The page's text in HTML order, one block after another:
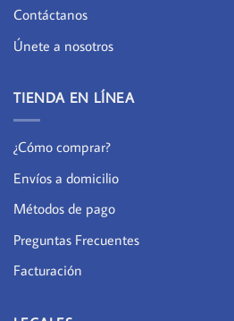
Contáctanos
Únete a nosotros
TIENDA EN LÍNEA
¿Cómo comprar?
Envíos a domicilio
Métodos de pago
Preguntas Frecuentes
Facturación